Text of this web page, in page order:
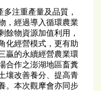
注重產量及品質，
，經過導入循環農業
餘物資源加值利用，
化經營模式，更有助
贏的永續經營農業環
合作之澎湖地區畜糞
壤改善養分、提高青
。本次觀摩會亦同步